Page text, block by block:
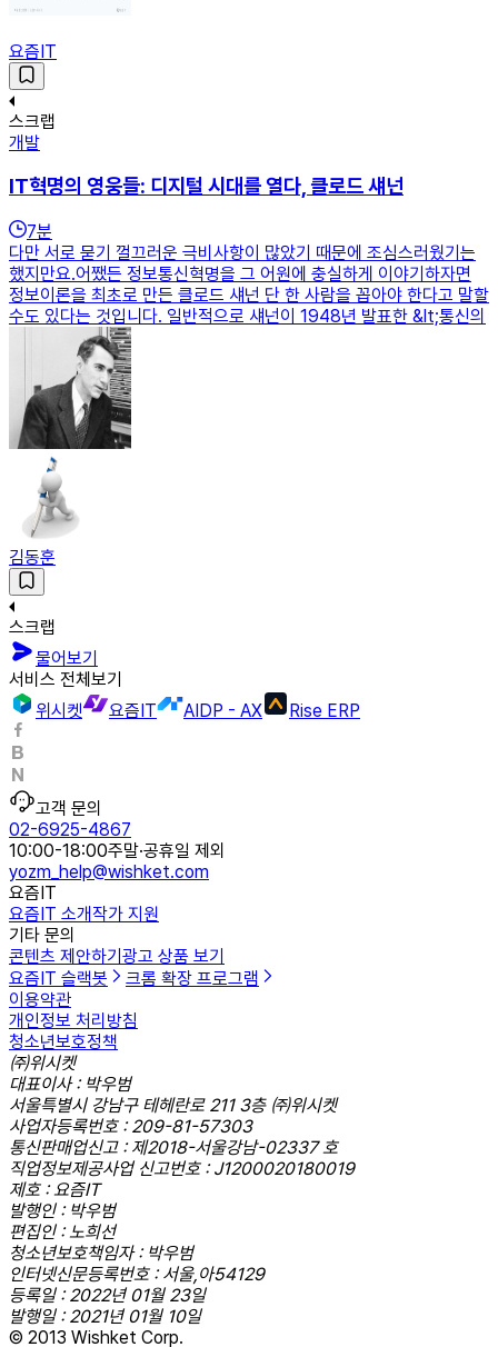
요즘IT
스크랩
개발
IT혁명의 영웅들: 디지털 시대를 열다, 클로드 섀넌
7분
다만 서로 묻기 껄끄러운 극비사항이 많았기 때문에 조심스러웠기는
했지만요.어쨌든 정보통신혁명을 그 어원에 충실하게 이야기하자면
정보이론을 최초로 만든 클로드 섀넌 단 한 사람을 꼽아야 한다고 말할
수도 있다는 것입니다. 일반적으로 섀넌이 1948년 발표한 &lt;통신의
김동훈
스크랩
물어보기
서비스 전체보기
위시켓
요즘IT AIDP - AX Rise ERP
고객 문의
02-6925-4867
10:00-18:00주말·공휴일 제외
yozm_help@wishket.com
요즘IT
요즘IT 소개작가 지원
기타 문의
콘텐츠 제안하기 광고 상품 보기
요즘IT 슬랙봇
크롬 확장 프로그램
이용약관
개인정보 처리방침
청소년보호정책
㈜위시켓
대표이사 : 박우범
서울특별시 강남구 테헤란로 211 3층 ㈜위시켓
사업자등록번호 : 209-81-57303
통신판매업신고 : 제2018-서울강남-02337 호
직업정보제공사업 신고번호 : J1200020180019
제호 : 요즘IT
발행인 : 박우범
편집인 : 노희선
청소년보호책임자 : 박우범
인터넷신문등록번호 : 서울,아54129
등록일 : 2022년 01월 23일
발행일 : 2021년 01월 10일
© 2013 Wishket Corp.